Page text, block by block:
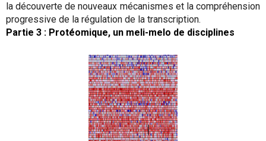
la découverte de nouveaux mécanismes et la compréhension
progressive de la régulation de la transcription.
Partie 3 : Protéomique, un meli-melo de disciplines